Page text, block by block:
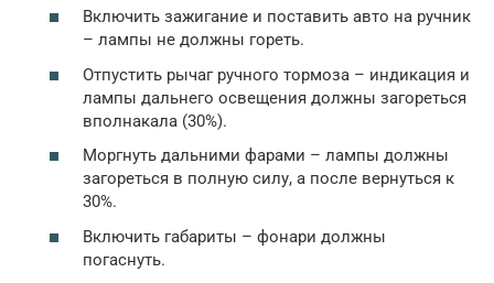
Включить зажигание и поставить авто на ручник
– лампы не должны гореть.
Отпустить рычаг ручного тормоза – индикация и
лампы дальнего освещения должны загореться
вполнакала (30%).
Моргнуть дальними фарами – лампы должны
загореться в полную силу, а после вернуться к
30%.
Включить габариты – фонари должны
погаснуть.